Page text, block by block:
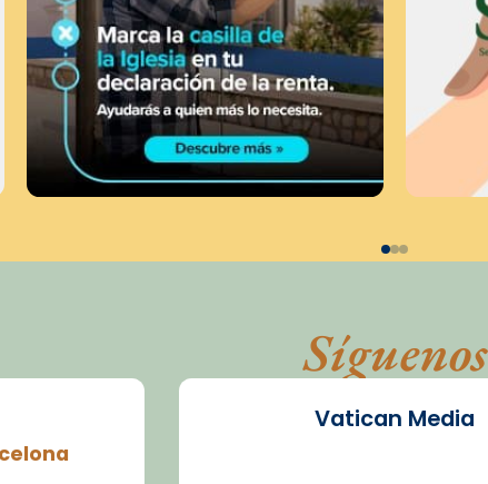
Síguenos
Vatican Media